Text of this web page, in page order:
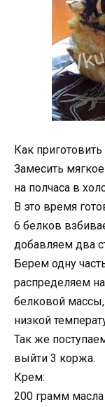
Как
Замесить
на полчаса в
В это время
6 белков
добавляем два
Берем одну
распределяем
белковой
низкой
Так же
выйти 3 коржа.
Крем:
200 грамм